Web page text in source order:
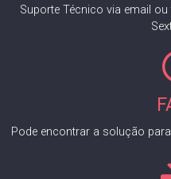
Suporte Técnico via email
Pode encontrar a solução